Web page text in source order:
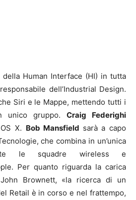
della Human Interface (HI) in tutta
dell’Industrial Design.
Siri e le Mappe, mettendo tutti i
unico gruppo. Craig Federighi
X. Bob Mansfield sarà a capo
che combina in un’unica
le squadre wireless e
Per quanto riguarda la carica
Brownett, «la ricerca di un
Retail è in corso e nel frattempo,